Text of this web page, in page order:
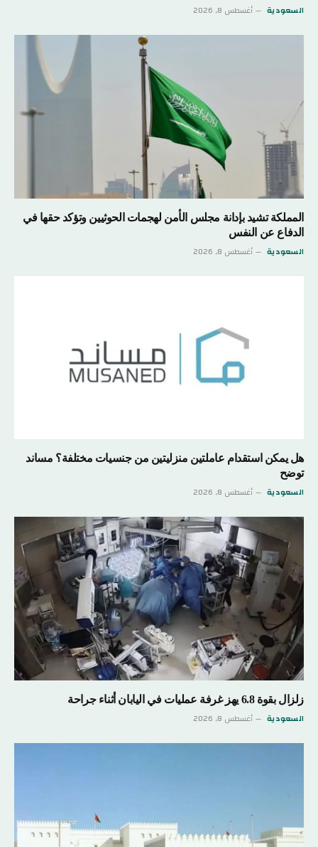
السعودية أغسطس 8, 2026
المملكة تشيد بإدانة مجلس الأمن لهجمات الحوثيين وتؤكد حقها في
الدفاع عن النفس
السعودية أغسطس 8, 2026
هل يمكن استقدام عاملتين منزليتين من جنسيات مختلفة؟ مساند
توضح
السعودية أغسطس 8, 2026
زلزال بقوة 6.8 يهز غرفة عمليات في اليابان أثناء جراحة
السعودية أغسطس 8, 2026